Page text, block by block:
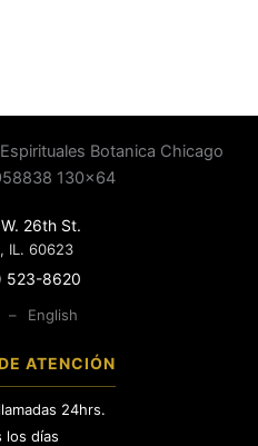
26th St.
IL. 60623
523-8620
– English
ATENCIÓN
24hrs.
los días